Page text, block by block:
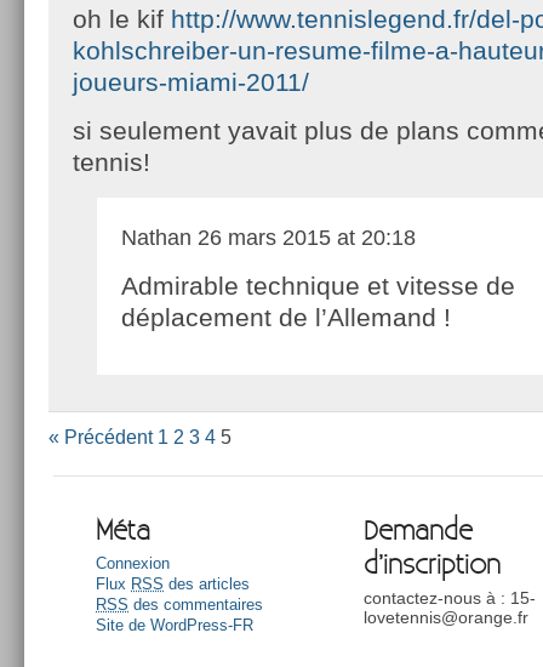
oh le kif http://www.tennislegend.fr/del-
kohlschreiber-un-resume-filme-a-
joueurs-miami-2011/
si seulement yavait plus de plans
tennis!
Nathan 26 mars 2015 at 20:18
Admirable technique et vitesse de
déplacement de l’Allemand !
« Précédent 1 2 3 4 5
Méta
Connexion
Flux RSS des articles
RSS des commentaires
Site de WordPress-FR
Demande
d’inscription
contactez-nous à : 15-
lovetennis@orange.fr